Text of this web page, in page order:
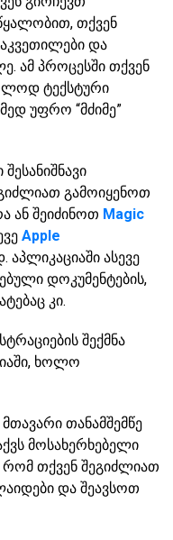
თქვენ
და
ამ პროცესში თქვენ
ტექსტური
უფრო “მძიმე”
გამოიყენოთ
ან შეიძინოთ Magic
Apple
აპლიკაციაში ასევე
დოკუმენტების,
კი.
შექმნა
ხოლო
თანამშემწე
მოსახერხებელი
რომ თქვენ შეგიძლიათ
და შეავსოთ